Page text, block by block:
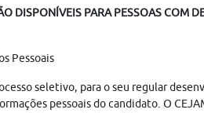
DISPONÍVEIS PARA PESSOAS COM
Pessoais
seletivo, para o seu regular
pessoais do candidato. O